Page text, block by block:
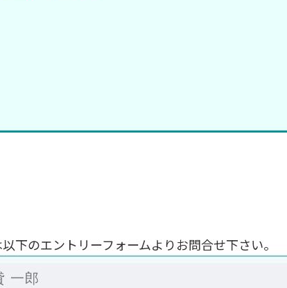
下のエントリーフォームよりお問合せ下さい。